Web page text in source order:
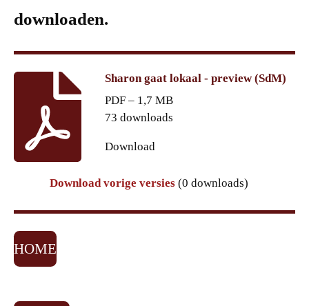
downloaden.
Sharon gaat lokaal - preview (SdM)
PDF – 1,7 MB
73 downloads
Download
Download vorige versies (0 downloads)
HOME